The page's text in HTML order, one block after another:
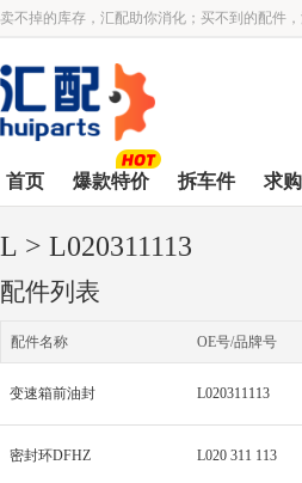
卖不掉的库存，汇配助你消化；买不到的配件，
首页 爆款特价 拆车件 求
L > L020311113
配件列表
配件名称 OE号/品牌号
变速箱前油封 L020311113
密封环DFHZ L020 311 113